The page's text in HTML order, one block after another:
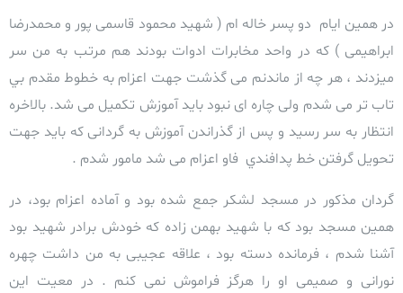
در همين ایام دو پسر خاله ام ( شهید محمود قاسمی پور و محمدرضا
ابراهیمی ) که در واحد مخابرات ادوات بودند هم مرتب به من سر
میزدند ،هر چه از ماندنم می گذشت جهت اعزام به خطوط مقدم بي
تاب تر می شدم ولی چاره ای نبود باید آموزش تکمیل می شد. بالاخره
انتظار به سر رسید و پس از گذراندن آموزش به گردانی که باید جهت
تحویل گرفتن خط پدافندي فاو اعزام می شد مامور شدم .
گردان مذکور در مسجد لشکر جمع شده بود و آماده اعزام بود، در
همين مسجد بود که با شهید بهمن زاده که خودش برادر شهید بود
آشنا شدم ، فرمانده دسته بود ، علاقه عجیبی به من داشت چهره
نورانی و صمیمی او را هرگز فراموش نمی کنم . در معیت این